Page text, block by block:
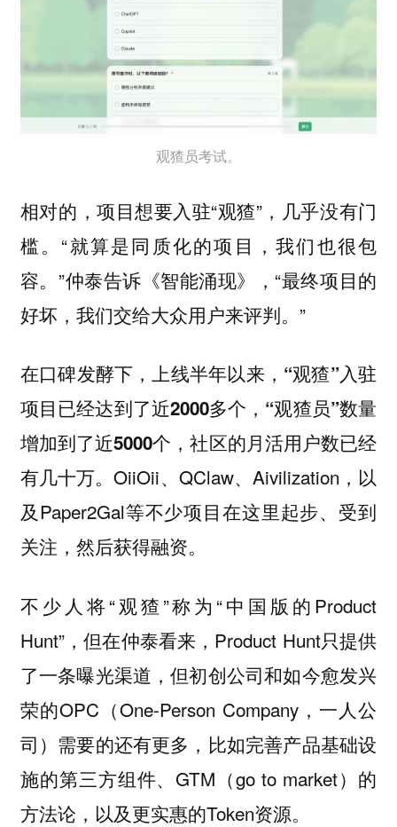
观猹员考试。
相对的，项目想要入驻“观猹”，几乎没有门
槛。“就算是同质化的项目，我们也很包
容。”仲泰告诉《智能涌现》，“最终项目的
好坏，我们交给大众用户来评判。”
在口碑发酵下，上线半年以来， “观猹”入驻
项目已经达到了近2000多个，“观猹员”数量
增加到了近5000个，社区的月活用户数已经
有几十万。OiiOii、QClaw、Aivilization，以
及Paper2Gal等不少项目在这里起步、受到
关注，然后获得融资。
不少人将“观猹”称为“中国版的Product
Hunt”，但在仲泰看来，Product Hunt只提供
了一条曝光渠道，但初创公司和如今愈发兴
荣的OPC（One-Person Company，一人公
司）需要的还有更多，比如完善产品基础设
施的第三方组件、GTM（go to market）的
方法论，以及更实惠的Token资源。